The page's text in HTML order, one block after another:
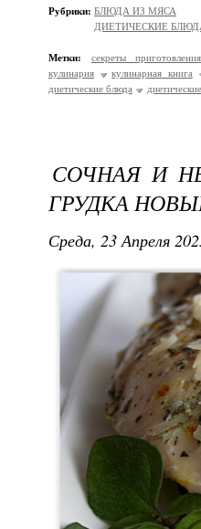
Рубрики: БЛЮДА ИЗ МЯСА
ДИЕТИЧЕСКИЕ
Метки:
секреты приготовления
кулинария
кулинарная книга
диетические блюда
СОЧНАЯ И
ГРУДКА
Среда, 23 Апреля